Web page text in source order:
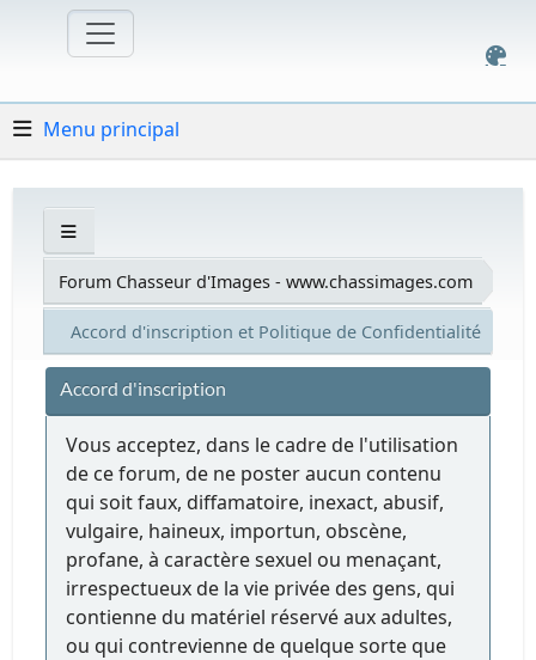
Menu principal
Forum Chasseur d'Images - www.chassimages.com
Accord d'inscription et Politique de Confidentialité
Accord d'inscription
Vous acceptez, dans le cadre de l'utilisation
de ce forum, de ne poster aucun contenu
qui soit faux, diffamatoire, inexact, abusif,
vulgaire, haineux, importun, obscène,
profane, à caractère sexuel ou menaçant,
irrespectueux de la vie privée des gens, qui
contienne du matériel réservé aux adultes,
ou qui contrevienne de quelque sorte que